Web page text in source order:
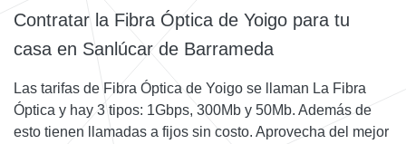
Contratar la Fibra Óptica de Yoigo para tu
casa en Sanlúcar de Barrameda
Las tarifas de Fibra Óptica de Yoigo se llaman La Fibra
Óptica y hay 3 tipos: 1Gbps, 300Mb y 50Mb. Además de
esto tienen llamadas a fijos sin costo. Aprovecha del mejor